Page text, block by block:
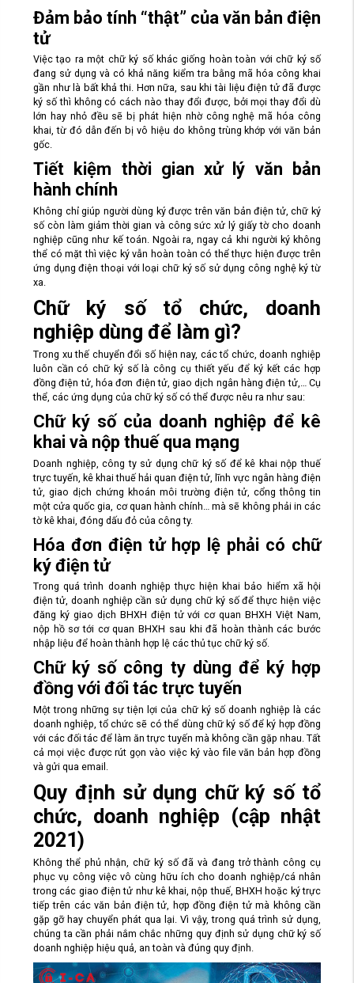
Đảm bảo tính “thật” của văn bản điện
tử
Việc tạo ra một chữ ký số khác giống hoàn toàn với chữ ký số
đang sử dụng và có khả năng kiểm tra bằng mã hóa công khai
gần như là bất khả thi. Hơn nữa, sau khi tài liệu điện tử đã được
ký số thì không có cách nào thay đổi được, bởi mọi thay đổi dù
lớn hay nhỏ đều sẽ bị phát hiện nhờ công nghệ mã hóa công
khai, từ đó dẫn đến bị vô hiệu do không trùng khớp với văn bản
gốc.
Tiết kiệm thời gian xử lý văn bản
hành chính
Không chỉ giúp người dùng ký được trên văn bản điện tử, chữ ký
số còn làm giảm thời gian và công sức xử lý giấy tờ cho doanh
nghiệp cũng như kế toán. Ngoài ra, ngay cả khi người ký không
thể có mặt thì việc ký vẫn hoàn toàn có thể thực hiện được trên
ứng dụng điện thoại với loại chữ ký số sử dụng công nghệ ký từ
xa.
Chữ ký số tổ chức, doanh
nghiệp dùng để làm gì?
Trong xu thế chuyển đổi số hiện nay, các tổ chức, doanh nghiệp
luôn cần có chữ ký số là công cụ thiết yếu để ký kết các hợp
đồng điện tử, hóa đơn điện tử, giao dịch ngân hàng điện tử,… Cụ
thể, các ứng dụng của chữ ký số có thể được nêu ra như sau:
Chữ ký số của doanh nghiệp để kê
khai và nộp thuế qua mạng
Doanh nghiệp, công ty sử dụng chữ ký số để kê khai nộp thuế
trực tuyến, kê khai thuế hải quan điện tử, lĩnh vực ngân hàng điện
tử, giao dịch chứng khoán môi trường điện tử, cổng thông tin
một cửa quốc gia, cơ quan hành chính… mà sẽ không phải in các
tờ kê khai, đóng dấu đỏ của công ty.
Hóa đơn điện tử hợp lệ phải có chữ
ký điện tử
Trong quá trình doanh nghiệp thực hiện khai bảo hiểm xã hội
điện tử, doanh nghiệp cần sử dụng chữ ký số để thực hiện việc
đăng ký giao dịch BHXH điện tử với cơ quan BHXH Việt Nam,
nộp hồ sơ tới cơ quan BHXH sau khi đã hoàn thành các bước
nhập liệu để hoàn thành hợp lệ các thủ tục chữ ký số.
Chữ ký số công ty dùng để ký hợp
đồng với đối tác trực tuyến
Một trong những sự tiện lợi của chữ ký số doanh nghiệp là các
doanh nghiệp, tổ chức sẽ có thể dùng chữ ký số để ký hợp đồng
với các đối tác để làm ăn trực tuyến mà không cần gặp nhau. Tất
cả mọi việc được rút gọn vào việc ký vào file văn bản hợp đồng
và gửi qua email.
Quy định sử dụng chữ ký số tổ
chức, doanh nghiệp (cập nhật
2021)
Không thể phủ nhận, chữ ký số đã và đang trở thành công cụ
phục vụ công việc vô cùng hữu ích cho doanh nghiệp/cá nhân
trong các giao điện tử như kê khai, nộp thuế, BHXH hoặc ký trực
tiếp trên các văn bản điện tử, hợp đồng điện tử mà không cần
gặp gỡ hay chuyển phát qua lại. Vì vậy, trong quá trình sử dụng,
chúng ta cần phải nắm chắc những quy định sử dụng chữ ký số
doanh nghiệp hiệu quả, an toàn và đúng quy định.